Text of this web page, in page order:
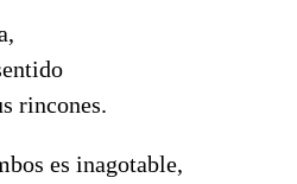
rincones.
es inagotable,